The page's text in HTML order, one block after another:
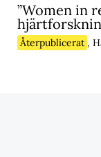
”Women in
Återpublicerat ,